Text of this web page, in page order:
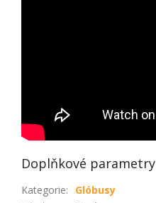
Doplňkové parametry
Kategorie:
Glóbusy